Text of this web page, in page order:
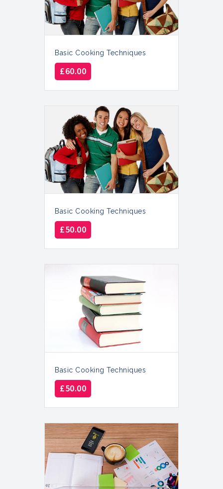
Basic Cooking Techniques
£60.00
Basic Cooking Techniques
£50.00
Basic Cooking Techniques
£50.00